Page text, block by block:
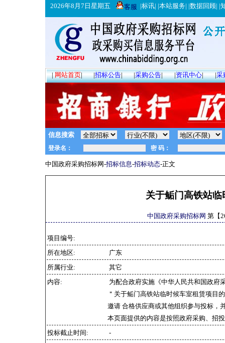
2026年8月7日星期五 客服 |标讯| |本站服务| |数据回顾| |
|网站首页| |招标公告| |采购公告| |资讯中心| |采
信息搜索
中国政府采购招标网-招标信息-招标动态-正文
关于鲘门高铁站
中国政府采购招标网 第【
项目编号:
所在地区:
广东
所属行业:
其它
内容:
为配合政府实施《中华人民共和国政府
＂关于鲘门高铁站临时候车室租赁项目
邀请 合格供应商或其他组织参与投标，
本页面提供的内容是按照政府采购、招
投标截止时间:
-